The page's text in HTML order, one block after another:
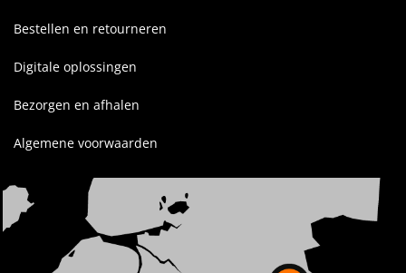
Bestellen en retourneren
Digitale oplossingen
Bezorgen en afhalen
Algemene voorwaarden